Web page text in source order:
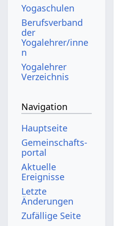
Yogaschulen
Berufsverband
der
Yogalehrer/inne
n
Yogalehrer
Verzeichnis
Navigation
Hauptseite
Gemeinschafts­
portal
Aktuelle
Ereignisse
Letzte
Änderungen
Zufällige Seite